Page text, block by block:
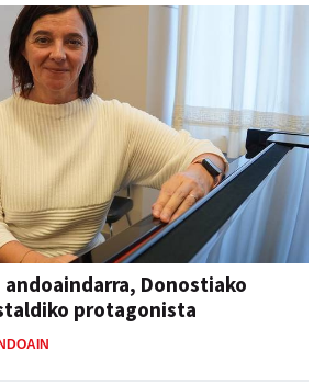
Donostiako
protagonista